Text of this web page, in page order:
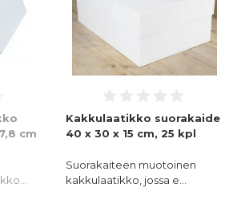
cm
Kakkulaatikko suorakaide
40 x 30 x 15 cm, 25 kpl
Suorakaiteen muotoinen
kakkulaatikko, jossa e…